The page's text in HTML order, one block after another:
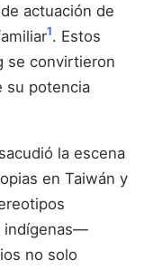
actuación de
1. Estos
se convirtieron
su potencia
la escena
en Taiwán y
indígenas—
no solo